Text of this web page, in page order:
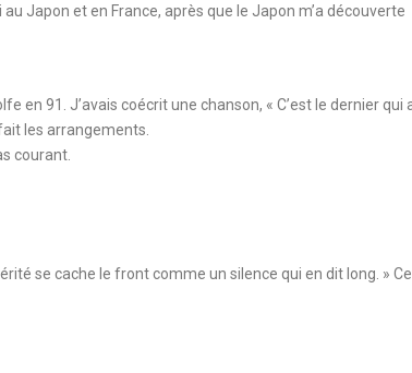
Japon et en France, après que le Japon m’a découverte
en 91. J’avais coécrit une chanson, « C’est le dernier qui
les arrangements.
courant.
se cache le front comme un silence qui en dit long. »